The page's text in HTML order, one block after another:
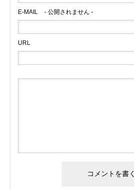
E-MAIL - 公開されません -
URL